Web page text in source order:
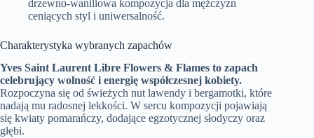
drzewno-waniliowa kompozycja dla mężczyzn
ceniących styl i uniwersalność.
Charakterystyka wybranych zapachów
Yves Saint Laurent Libre Flowers & Flames to zapach
celebrujący wolność i energię współczesnej kobiety.
Rozpoczyna się od świeżych nut lawendy i bergamotki, które
nadają mu radosnej lekkości. W sercu kompozycji pojawiają
się kwiaty pomarańczy, dodające egzotycznej słodyczy oraz
głębi.